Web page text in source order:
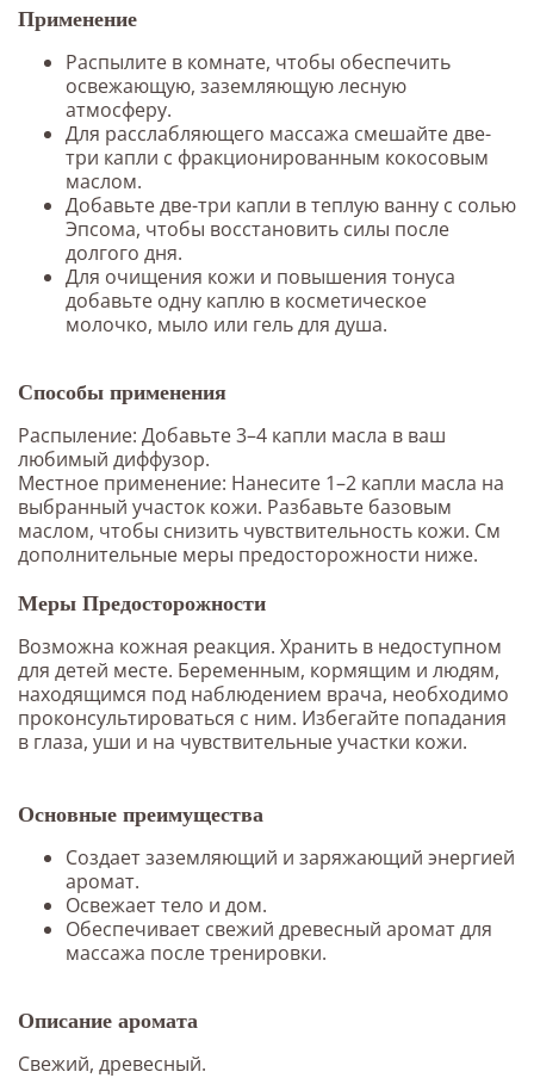
Применение
Распылите в комнате, чтобы обеспечить
освежающую, заземляющую лесную
атмосферу.
Для расслабляющего массажа смешайте две-
три капли с фракционированным кокосовым
маслом.
Добавьте две-три капли в теплую ванну с солью
Эпсома, чтобы восстановить силы после
долгого дня.
Для очищения кожи и повышения тонуса
добавьте одну каплю в косметическое
молочко, мыло или гель для душа.
Способы применения
Распыление: Добавьте 3–4 капли масла в ваш
любимый диффузор.
Местное применение: Нанесите 1–2 капли масла на
выбранный участок кожи. Разбавьте базовым
маслом, чтобы снизить чувствительность кожи. См
дополнительные меры предосторожности ниже.
Меры Предосторожности
Возможна кожная реакция. Хранить в недоступном
для детей месте. Беременным, кормящим и людям,
находящимся под наблюдением врача, необходимо
проконсультироваться с ним. Избегайте попадания
в глаза, уши и на чувствительные участки кожи.
Основные преимущества
Создает заземляющий и заряжающий энергией
аромат.
Освежает тело и дом.
Обеспечивает свежий древесный аромат для
массажа после тренировки.
Описание аромата
Свежий, древесный.